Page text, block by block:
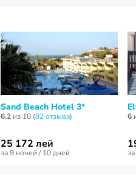
Sand Beach Hotel 3*
6,2из 10 (82 отзывa)
25 172 лей
за 9 ночей / 10 дней
6